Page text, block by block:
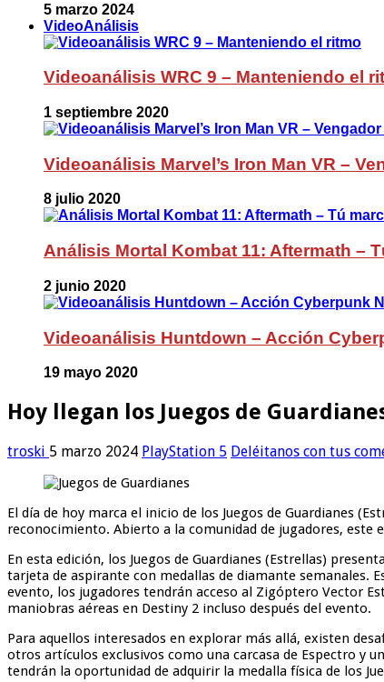
5 marzo 2024
VideoAnálisis
Videoanálisis WRC 9 – Manteniendo el
1 septiembre 2020
Videoanálisis Marvel’s Iron Man VR –
8 julio 2020
Análisis Mortal Kombat 11: Aftermath –
2 junio 2020
Videoanálisis Huntdown – Acción
19 mayo 2020
Hoy llegan los Juegos de
troski 5 marzo 2024 PlayStation 5 Deléitanos con tus
El día de hoy marca el inicio de los Juegos de Guardianes
reconocimiento. Abierto a la comunidad de jugadores,
En esta edición, los Juegos de Guardianes (Estrellas)
tarjeta de aspirante con medallas de diamante semanales.
evento, los jugadores tendrán acceso al Zigóptero Vector
maniobras aéreas en Destiny 2 incluso después del evento.
Para aquellos interesados en explorar más allá, existen
otros artículos exclusivos como una carcasa de Espectro y
tendrán la oportunidad de adquirir la medalla física de los